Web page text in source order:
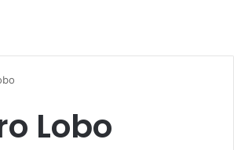
Lobo